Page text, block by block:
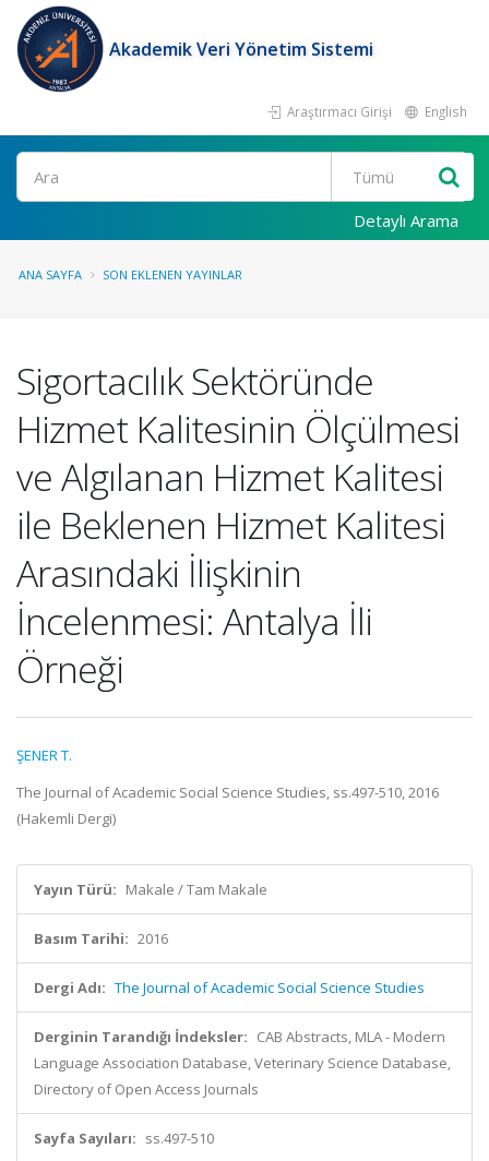
Akademik Veri Yönetim Sistemi
Araştırmacı Girişi English
Ara
Detaylı Arama
ANA SAYFA SON EKLENEN YAYINLAR
Sigortacılık Sektöründe
Hizmet Kalitesinin Ölçülmesi
ve Algılanan Hizmet Kalitesi
ile Beklenen Hizmet Kalitesi
Arasındaki İlişkinin
İncelenmesi: Antalya İli
Örneği
ŞENER T.
The Journal of Academic Social Science Studies, ss.497-510, 2016
(Hakemli Dergi)
Yayın Türü: Makale / Tam Makale
Basım Tarihi: 2016
Dergi Adı: The Journal of Academic Social Science Studies
Derginin Tarandığı İndeksler: CAB Abstracts, MLA - Modern
Language Association Database, Veterinary Science Database,
Directory of Open Access Journals
Sayfa Sayıları: ss.497-510